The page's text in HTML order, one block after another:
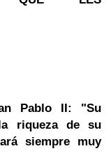
Pablo II: "Su
riqueza de su
siempre muy